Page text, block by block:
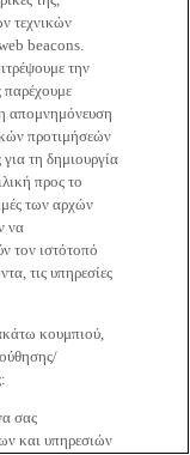
τεχνικών
beacons.
την
παρέχουμε
η απομνημόνευση
προτιμήσεών
τη δημιουργία
προς το
των αρχών
να
τον ιστότοπό
τις υπηρεσίες
κουμπιού,
σας
και υπηρεσιών